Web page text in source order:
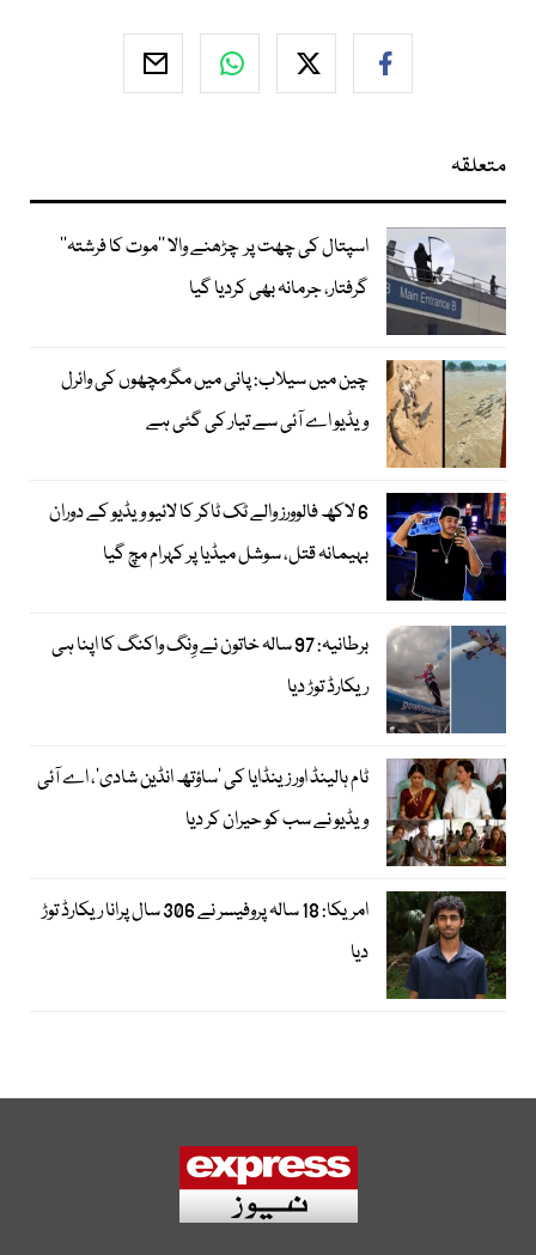
متعلقہ
اسپتال کی چھت پر چڑھنے والا ’’موت کا فرشتہ‘‘
گرفتار، جرمانہ بھی کردیا گیا
چین میں سیلاب: پانی میں مگرمچھوں کی وائرل
ویڈیو اے آئی سے تیار کی گئی ہے
6 لاکھ فالوورز والے ٹک ٹاکر کا لائیو ویڈیو کے دوران
بہیمانہ قتل، سوشل میڈیا پر کہرام مچ گیا
برطانیہ: 97 سالہ خاتون نے وِنگ واکنگ کا اپنا ہی
ریکارڈ توڑ دیا
ٹام ہالینڈ اور زینڈایا کی ’ساؤتھ انڈین شادی‘، اے آئی
ویڈیو نے سب کو حیران کر دیا
امریکا: 18 سالہ پروفیسر نے 306 سال پرانا ریکارڈ توڑ
دیا